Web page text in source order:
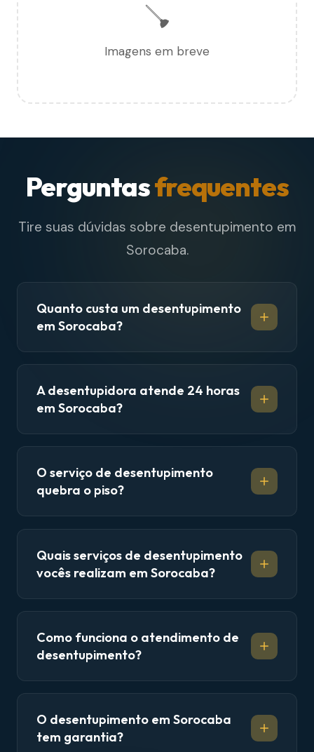
🪠
Imagens em breve
Perguntasfrequentes
Tire suas dúvidas sobre desentupimento em
Sorocaba.
Quanto custa um desentupimento
em Sorocaba?
A desentupidora atende 24 horas
em Sorocaba?
O serviço de desentupimento
quebra o piso?
Quais serviços de desentupimento
vocês realizam em Sorocaba?
Como funciona o atendimento de
desentupimento?
O desentupimento em Sorocaba
tem garantia?